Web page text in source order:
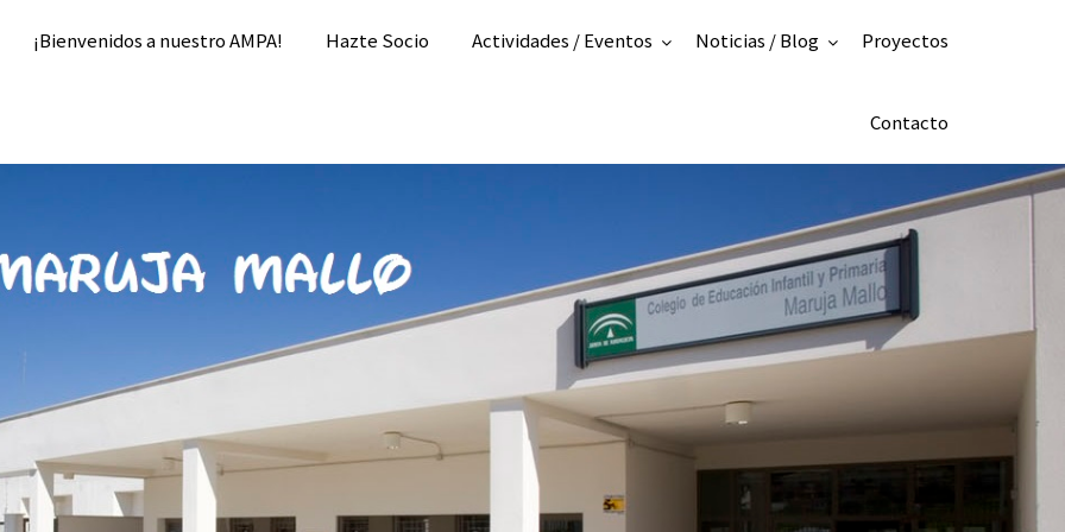
¡Bienvenidos a nuestro AMPA! Hazte Socio Actividades / Eventos Noticias / Blog Proyectos
Contacto